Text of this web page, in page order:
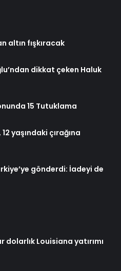
altın fışkıracak
dikkat çeken Haluk
15 Tutuklama
yaşındaki çırağına
gönderdi: İadeyi de
Louisiana yatırımı